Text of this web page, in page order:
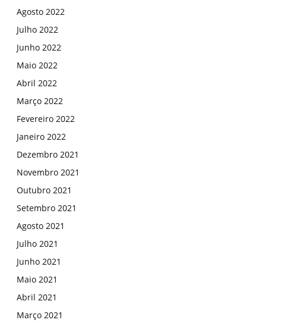
Agosto 2022
Julho 2022
Junho 2022
Maio 2022
Abril 2022
Março 2022
Fevereiro 2022
Janeiro 2022
Dezembro 2021
Novembro 2021
Outubro 2021
Setembro 2021
Agosto 2021
Julho 2021
Junho 2021
Maio 2021
Abril 2021
Março 2021